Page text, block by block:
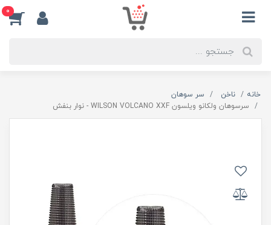
0
خانه ناخن
سر سوهان
سرسوهان ولکانو ویلسون WILSON VOLCANO XXF - نوار بنفش